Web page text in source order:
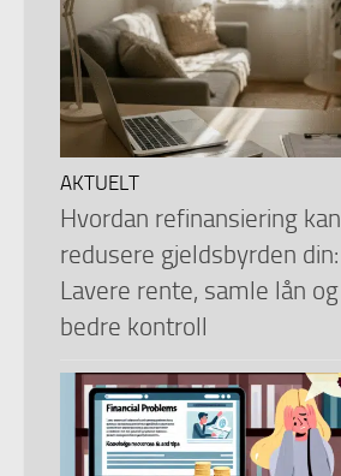
AKTUELT
Hvordan refinansiering kan
redusere gjeldsbyrden din:
Lavere rente, samle lån og
bedre kontroll